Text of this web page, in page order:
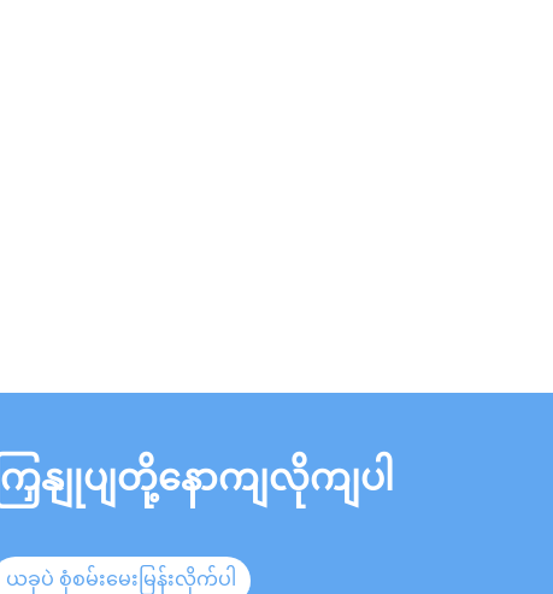
ကြှနျုပျတို့နောကျလိုကျပါ
ယခုပဲ စုံစမ်းမေးမြန်းလိုက်ပါ